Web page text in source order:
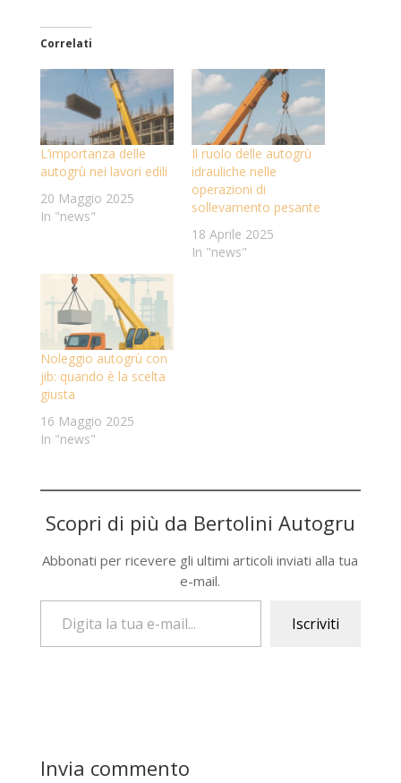
Correlati
L’importanza delle
autogrù nei lavori edili
20 Maggio 2025
In "news"
Il ruolo delle autogrù
idrauliche nelle
operazioni di
sollevamento pesante
18 Aprile 2025
In "news"
Noleggio autogrù con
jib: quando è la scelta
giusta
16 Maggio 2025
In "news"
Scopri di più da Bertolini Autogru
Abbonati per ricevere gli ultimi articoli inviati alla tua
e-mail.
Digita la tua e-mail...
Iscriviti
Invia commento